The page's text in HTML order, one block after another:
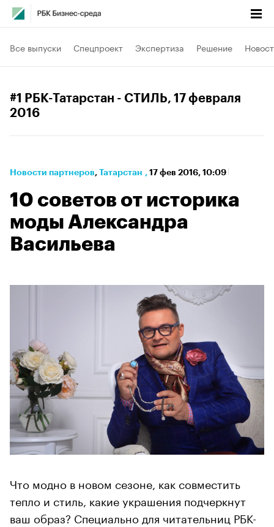
Все выпуски Спецпроект Экспертиза Решение
#1 РБК-Татарстан - СТИЛЬ, 17 февраля
2016
Новости партнеров⁠, Татарстан , 17 фев 2016, 10:09
10 советов от историка
моды Александра
Васильева
Что модно в новом сезоне, как совместить
тепло и стиль, какие украшения подчеркнут
ваш образ? Специально для читательниц РБК-